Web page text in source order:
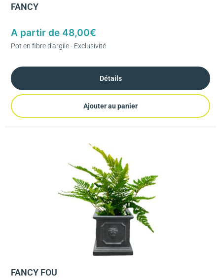
FANCY
A partir de 48,00€
Pot en fibre d'argile - Exclusivité
Détails
Ajouter au panier
FANCY FOU